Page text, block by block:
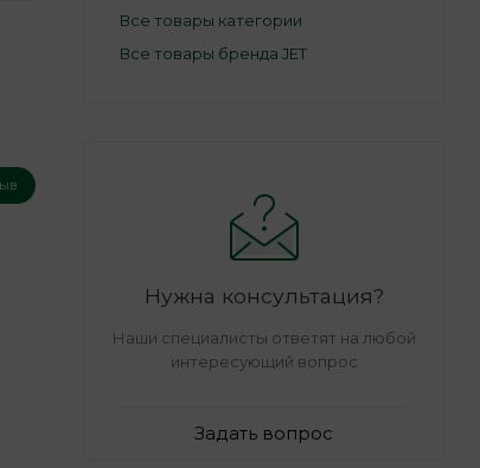
Все товары категории
Все товары бренда JET
Нужна консультация?
Наши специалисты ответят на любой
интересующий вопрос
Задать вопрос